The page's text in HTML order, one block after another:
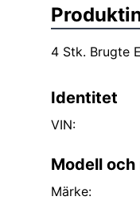
4 Stk. Brugte
Identitet
VIN:
Modell och
Märke: